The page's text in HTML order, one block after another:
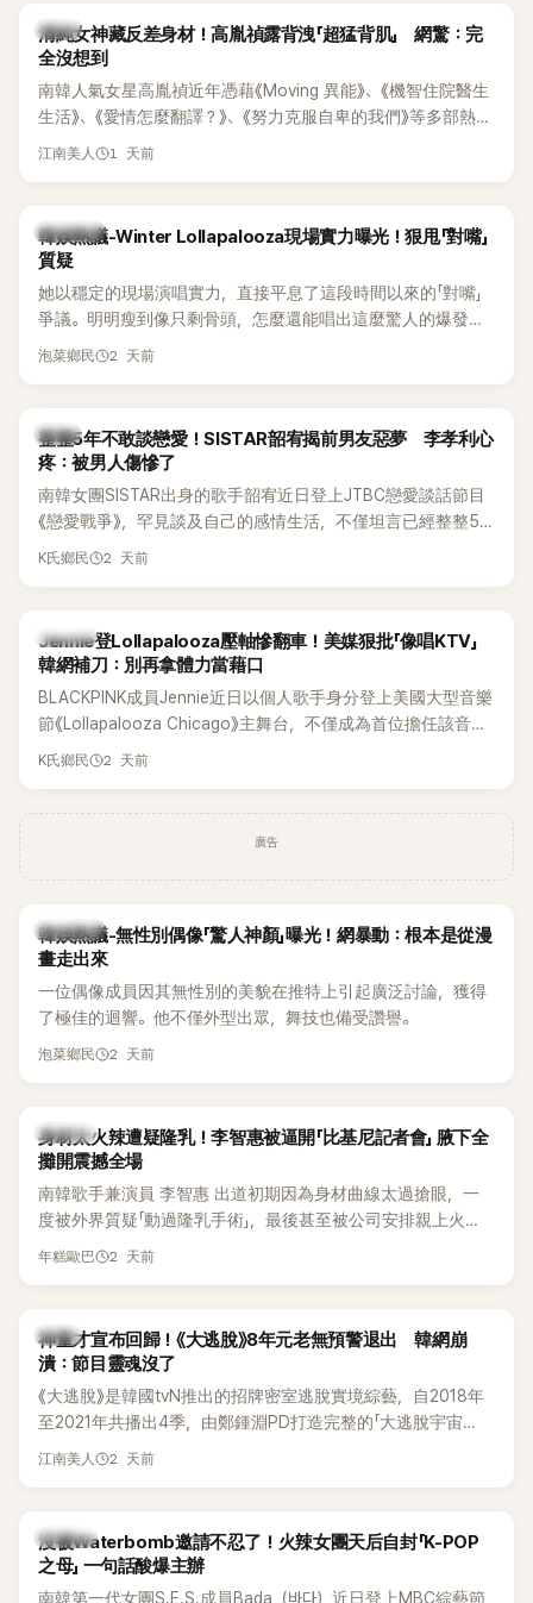
韓星
清純女神藏反差身材！高胤禎露背洩「超猛背肌」 網驚：完
全沒想到
南韓人氣女星高胤禎近年憑藉《Moving 異能》、《機智住院醫生
生活》、《愛情怎麼翻譯？》、《努力克服自卑的我們》等多部熱門
作品，躍升為韓劇新一代女神代表，不僅演技備受肯定，精緻
細身材下的超狂背肌與肩膀線條，反差感十足，讓不少網友看
傻直呼：「原來她身材這麼猛！」
江南美人 1 天前
熱議討論
韓娛熱議-Winter Lollapalooza現場實力曝光！狠甩「對嘴」
質疑
她以穩定的現場演唱實力，直接平息了這段時間以來的「對嘴」
爭議。明明瘦到像只剩骨頭，怎麼還能唱出這麼驚人的爆發力
和音量？
泡菜鄉民 2 天前
韓星
整整5年不敢談戀愛！SISTAR韶宥揭前男友惡夢 李孝利心
疼：被男人傷慘了
南韓女團SISTAR出身的歌手韶宥近日登上JTBC戀愛談話節目
《戀愛戰爭》，罕見談及自己的感情生活，不僅坦言已經整整5
年沒有談戀愛，更首度透露空窗至今的原因，全與上一段戀情
K氏鄉民 2 天前
K-POP
Jennie登Lollapalooza壓軸慘翻車！美媒狠批「像唱KTV」
韓網補刀：別再拿體力當藉口
BLACKPINK成員Jennie近日以個人歌手身分登上美國大型音樂
節《Lollapalooza Chicago》主舞台，不僅成為首位擔任該音樂
節Headliner（壓軸主秀）的K-POP女SOLO歌手，寫下全新紀
K氏鄉民 2 天前
廣告
熱議討論
韓娛熱議-無性別偶像「驚人神顏」曝光！網暴動：根本是從漫
畫走出來
一位偶像成員因其無性別的美貌在推特上引起廣泛討論，獲得
了極佳的迴響。他不僅外型出眾，舞技也備受讚譽。
泡菜鄉民 2 天前
K-POP
身材太火辣遭疑隆乳！李智惠被逼開「比基尼記者會」 腋下全
攤開震撼全場
南韓歌手兼演員 李智惠 出道初期因為身材曲線太過搶眼，一
度被外界質疑「動過隆乳手術」，最後甚至被公司安排親上火
線，召開前所未見的「泳裝記者會」澄清。這場記者會後來還被
熱議。 2日播出的 SBS 綜藝節目《我的經紀人太難搞－秘書
鎮》，邀請同時兼顧工作與育兒的演藝圈代表「媽媽群」——李智
惠、李賢怡、李恩亨，以第13位「My Star」身分登場，分享最真
實的生活日常。 節目一開始，李瑞鎮 率先與李智惠會合，兩人
邊搭車邊聊天，氣氛輕鬆。聊到最近的新聞，李瑞鎮突然直球
發問：「妳不是上新聞了？說妳去做整形？是人中縮短手術嗎？」
延燒到過去的爭議。李瑞鎮脫口補刀：「妳以前不是還在游泳池
開過記者會？」直接點名她當年的風波。李智惠聽了忍不住笑
說：「哥怎麼連這個都知道？」李瑞鎮則回嘴：「那時候新聞鬧那
年糕歐巴 2 天前
韓星
神童才宣布回歸！《大逃脫》8年元老無預警退出 韓網崩
潰：節目靈魂沒了
《大逃脫》是韓國tvN推出的招牌密室逃脫實境綜藝，自2018年
至2021年共播出4季，由鄭鍾淵PD打造完整的「大逃脫宇宙
（DTCU）」，憑藉燒腦劇情、電影級場景與龐大世界觀，累積
江南美人 2 天前
K-POP
沒被Waterbomb邀請不忍了！火辣女團天后自封「K-POP
之母」 一句話酸爆主辦
南韓第一代女團S.E.S.成員Bada（바다）近日登上MBC綜藝節